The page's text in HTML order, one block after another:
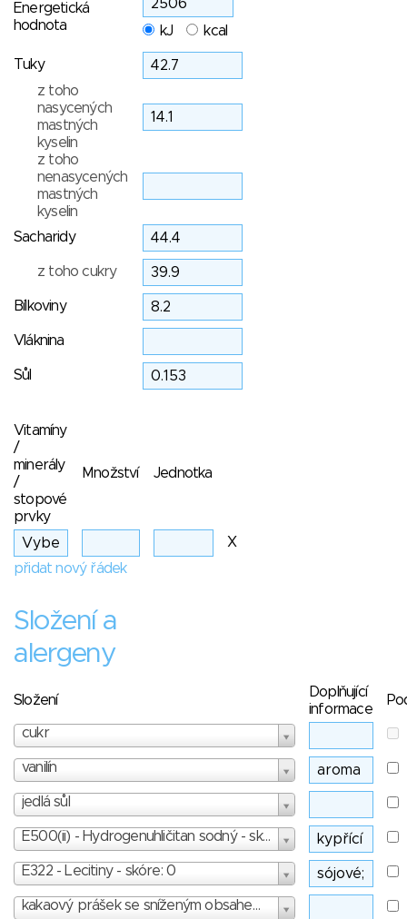
Energetická
hodnota
kJ kcal
Tuky
z toho
nasycených
mastných
kyselin
z toho
nenasycených
mastných
kyselin
Sacharidy
z toho cukry
Bílkoviny
Vláknina
Sůl
Vitamíny
/
minerály
/
stopové
prvky
Množství Jednotka
X
přidat nový řádek
Složení a
alergeny
Složení
Doplňující
informace
cukr
vanilín
jedlá sůl
E500(ii) - Hydrogenuhličitan sodný - skóre: 1
E322 - Lecitiny - skóre: 0
kakaový prášek se sníženým obsahem tuku